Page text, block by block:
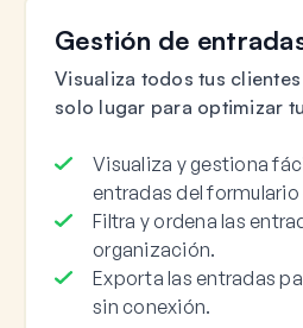
Gestión de
Visualiza todos tus
solo lugar para optimizar
Visualiza y gestiona
entradas del formulario
Filtra y ordena las
organización.
Exporta las entradas
sin conexión.